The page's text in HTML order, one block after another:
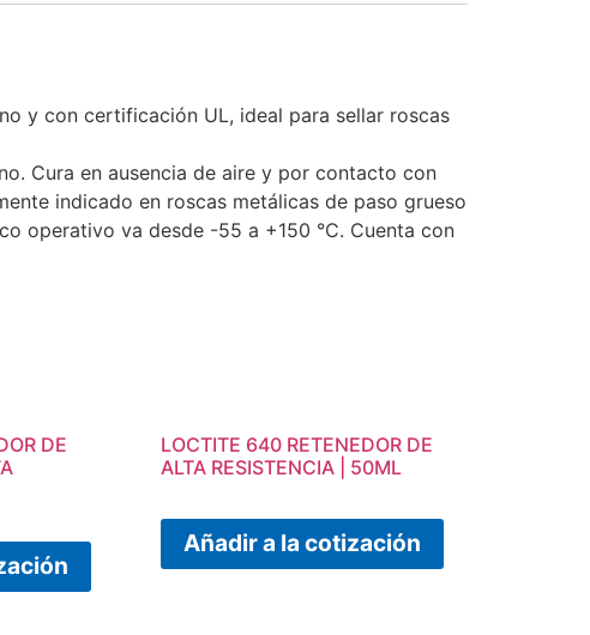
y con certificación UL, ideal para sellar roscas
Cura en ausencia de aire y por contacto con
indicado en roscas metálicas de paso grueso
operativo va desde -55 a +150 °C. Cuenta con
DE
LOCTITE 640 RETENEDOR DE
ALTA RESISTENCIA | 50ML
Añadir a la cotización